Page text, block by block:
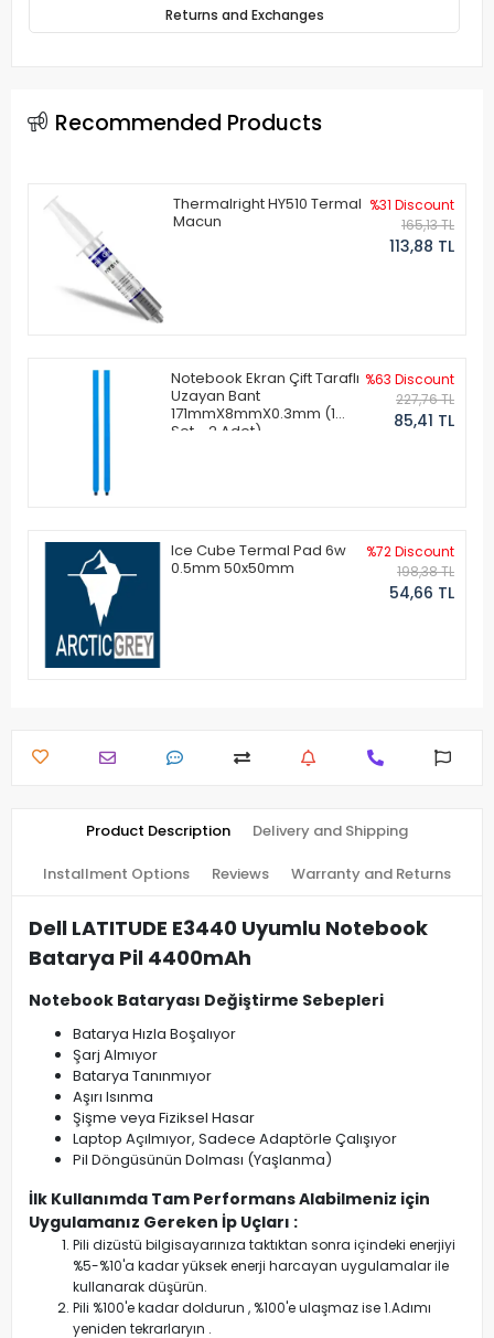
Returns and Exchanges
Recommended Products
Thermalright HY510 Termal
Macun
%31 Discount
165,13 TL
113,88 TL
Notebook Ekran Çift Taraflı
Uzayan Bant
171mmX8mmX0.3mm (1
Set - 2 Adet)
%63 Discount
227,76 TL
85,41 TL
Ice Cube Termal Pad 6w
0.5mm 50x50mm
%72 Discount
198,38 TL
54,66 TL
Product Description Delivery and Shipping
Installment Options Reviews Warranty and Returns
Dell LATITUDE E3440 Uyumlu Notebook
Batarya Pil 4400mAh
Notebook Bataryası Değiştirme Sebepleri
Batarya Hızla Boşalıyor
Şarj Almıyor
Batarya Tanınmıyor
Aşırı Isınma
Şişme veya Fiziksel Hasar
Laptop Açılmıyor, Sadece Adaptörle Çalışıyor
Pil Döngüsünün Dolması (Yaşlanma)
İlk Kullanımda Tam Performans Alabilmeniz için
Uygulamanız Gereken İp Uçları :
Pili dizüstü bilgisayarınıza taktıktan sonra içindeki enerjiyi
%5-%10'a kadar yüksek enerji harcayan uygulamalar ile
kullanarak düşürün.
Pili %100'e kadar doldurun , %100'e ulaşmaz ise 1.Adımı
yeniden tekrarlaryın .